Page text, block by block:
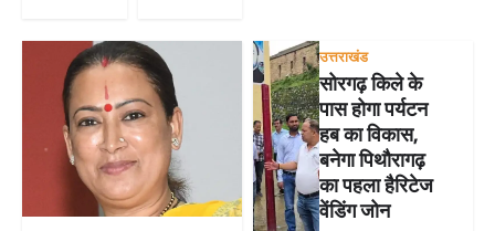
उत्तराखंड
सोरगढ़ किले के
पास होगा पर्यटन
हब का विकास,
बनेगा पिथौरागढ़
का पहला हैरिटेज
वेंडिंग जोन